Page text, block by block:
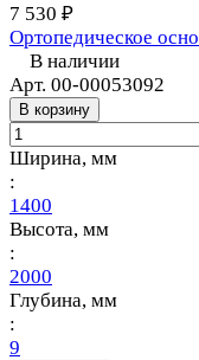
7 530 ₽
Ортопедическое
В наличии
Арт. 00-00053092
В корзину
Ширина, мм
:
1400
Высота, мм
:
2000
Глубина, мм
:
9